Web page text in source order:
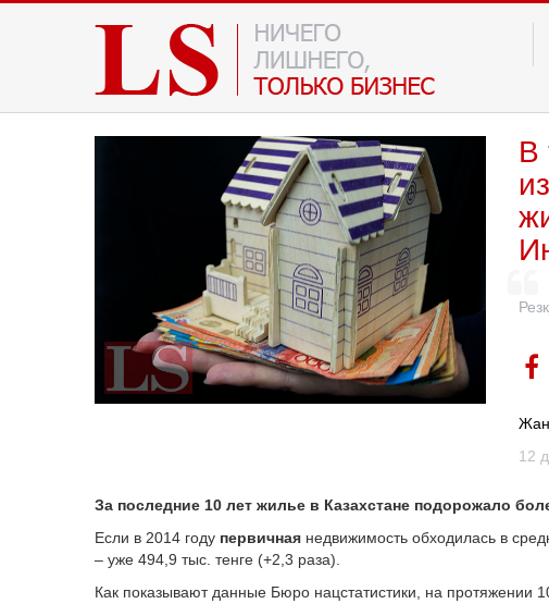
В
12
За последние 10 лет жилье в Казахстане подорожало
Если в 2014 году первичная недвижимость обходилась в
– уже 494,9 тыс. тенге (+2,3 раза).
Как показывают данные Бюро нацстатистики, на протяжении